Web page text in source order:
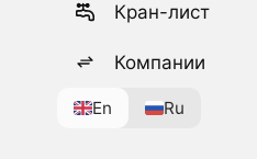
Кран-лист
Компании
En Ru